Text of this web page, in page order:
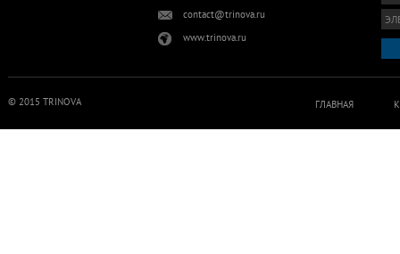
contact@trinova.ru
www.trinova.ru
ГЛАВНАЯ
© 2015 TRINOVA